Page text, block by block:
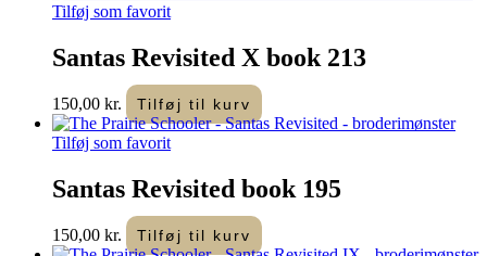
Tilføj som favorit
Santas Revisited X book 213
150,00 kr. Tilføj til kurv
Tilføj som favorit
Santas Revisited book 195
150,00 kr. Tilføj til kurv